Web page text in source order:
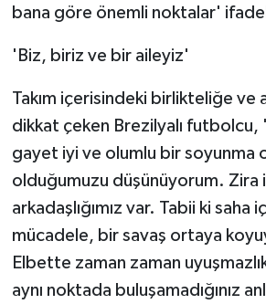
bana göre önemli noktalar'
'Biz, biriz ve bir aileyiz'
Takım içerisindeki birlikteliğe ve
dikkat çeken Brezilyalı futbolcu,
gayet iyi ve olumlu bir soyunma
olduğumuzu düşünüyorum. Zira
arkadaşlığımız var. Tabii ki saha
mücadele, bir savaş ortaya
Elbette zaman zaman
aynı noktada buluşamadığınız